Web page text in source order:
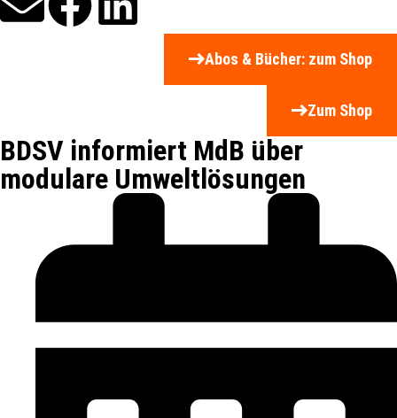
Abos & Bücher: zum Shop
Zum Shop
BDSV informiert MdB über
modulare Umweltlösungen